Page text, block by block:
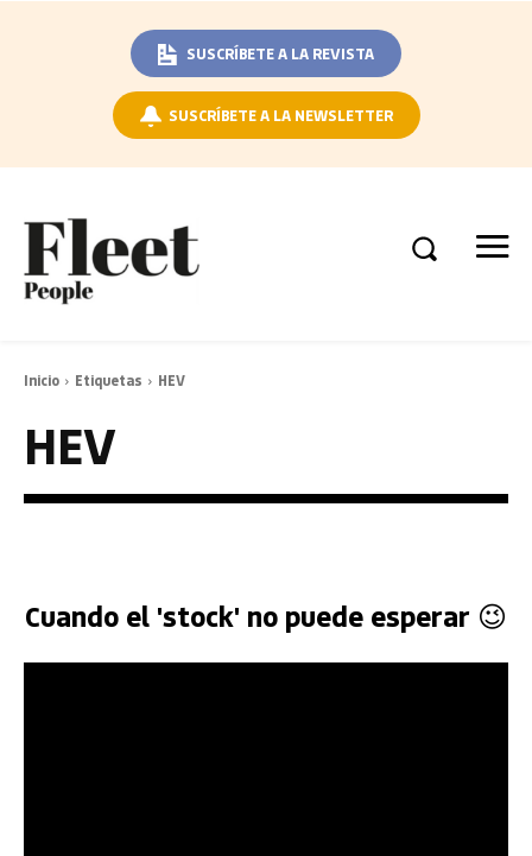
SUSCRÍBETE A LA REVISTA
SUSCRÍBETE A LA NEWSLETTER
Inicio Etiquetas HEV
HEV
Cuando el 'stock' no puede esperar 😉